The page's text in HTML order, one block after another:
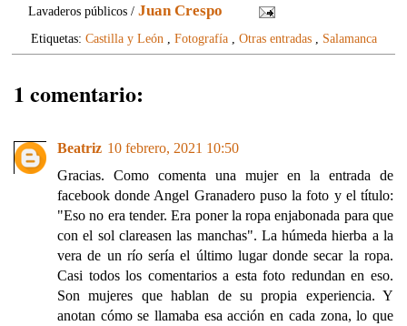
Lavaderos públicos /Juan Crespo
Etiquetas: Castilla y León Fotografía, Otras entradas, Salamanca
1 comentario:
Beatriz 10 febrero, 2021 10:50
Gracias. Como comenta una mujer en la entrada de
facebook donde Angel Granadero puso la foto y el título:
"Eso no era tender. Era poner la ropa enjabonada para que
con el sol clareasen las manchas". La húmeda hierba a la
vera de un río sería el último lugar donde secar la ropa.
Casi todos los comentarios a esta foto redundan en eso.
Son mujeres que hablan de su propia experiencia. Y
anotan cómo se llamaba esa acción en cada zona, lo que